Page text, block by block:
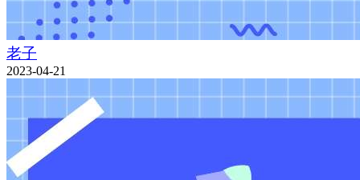
老子
2023-04-21